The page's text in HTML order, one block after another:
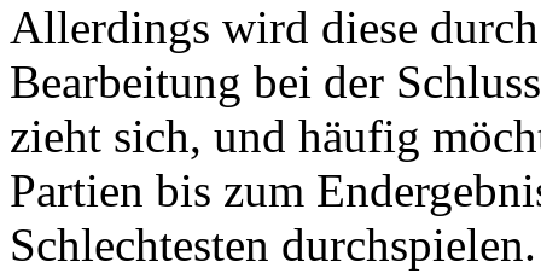
Allerdings wird diese
Bearbeitung bei der
zieht sich, und häufig
Partien bis zum
Schlechtesten